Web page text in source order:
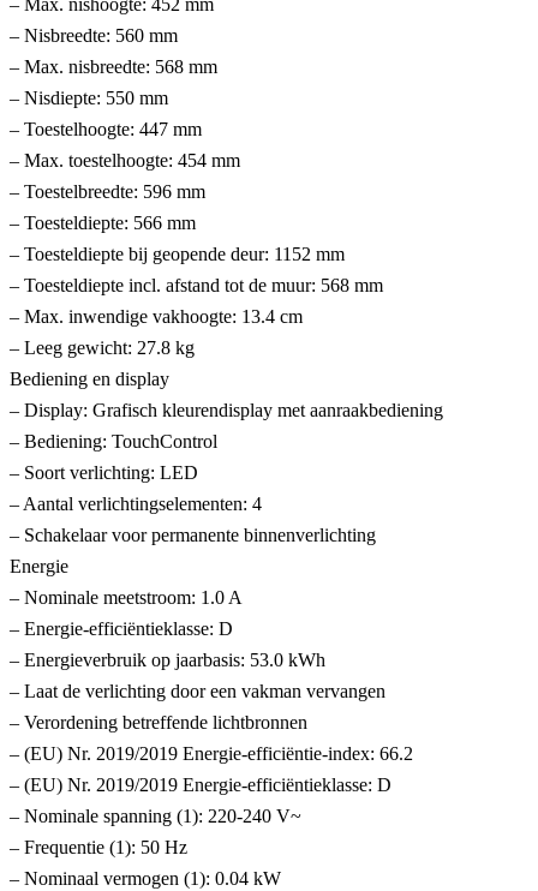
– Max. nishoogte: 452 mm
– Nisbreedte: 560 mm
– Max. nisbreedte: 568 mm
– Nisdiepte: 550 mm
– Toestelhoogte: 447 mm
– Max. toestelhoogte: 454 mm
– Toestelbreedte: 596 mm
– Toesteldiepte: 566 mm
– Toesteldiepte bij geopende deur: 1152 mm
– Toesteldiepte incl. afstand tot de muur: 568 mm
– Max. inwendige vakhoogte: 13.4 cm
– Leeg gewicht: 27.8 kg
Bediening en display
– Display: Grafisch kleurendisplay met aanraakbediening
– Bediening: TouchControl
– Soort verlichting: LED
– Aantal verlichtingselementen: 4
– Schakelaar voor permanente binnenverlichting
Energie
– Nominale meetstroom: 1.0 A
– Energie-efficiëntieklasse: D
– Energieverbruik op jaarbasis: 53.0 kWh
– Laat de verlichting door een vakman vervangen
– Verordening betreffende lichtbronnen
– (EU) Nr. 2019/2019 Energie-efficiëntie-index: 66.2
– (EU) Nr. 2019/2019 Energie-efficiëntieklasse: D
– Nominale spanning (1): 220-240 V~
– Frequentie (1): 50 Hz
– Nominaal vermogen (1): 0.04 kW